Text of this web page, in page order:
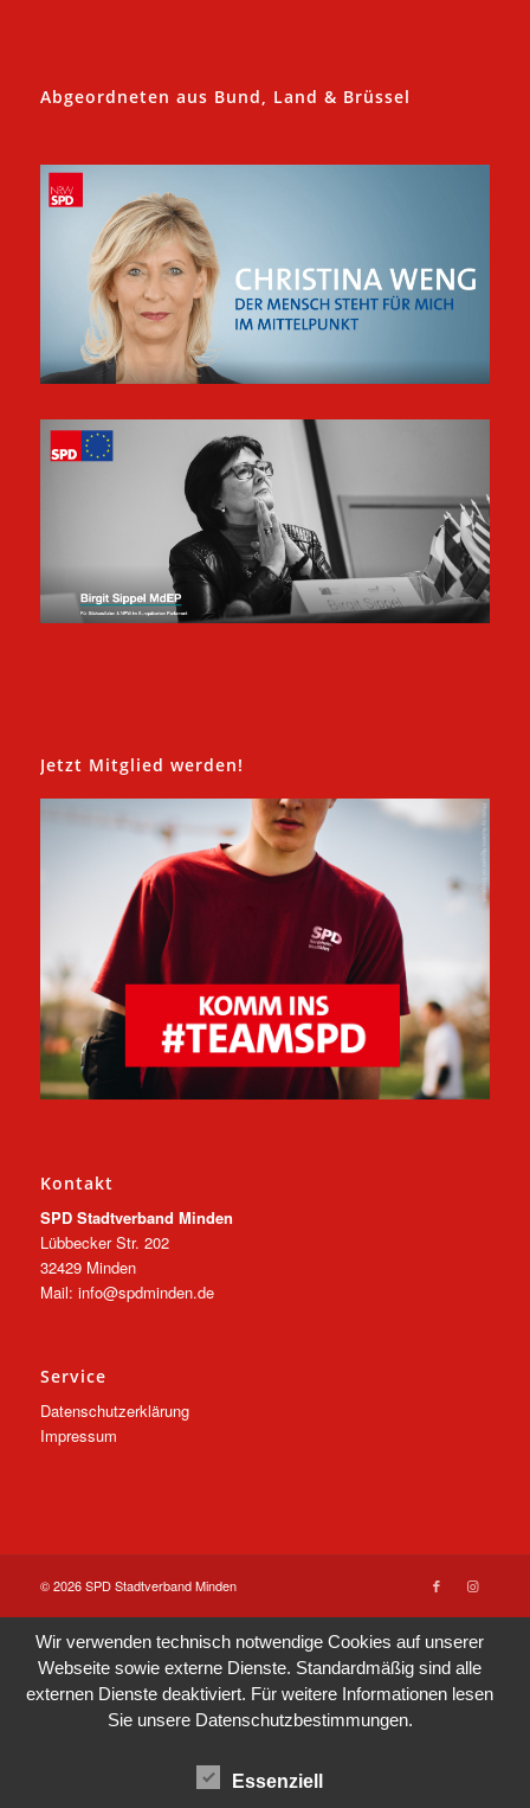
Abgeordneten aus Bund, Land & Brüssel
Jetzt Mitglied werden!
Kontakt
SPD Stadtverband Minden
Lübbecker Str. 202
32429 Minden
Mail: info@spdminden.de
Service
Datenschutzerklärung
Impressum
© 2026 SPD Stadtverband Minden
Wir verwenden technisch notwendige Cookies auf unserer
Webseite sowie externe Dienste. Standardmäßig sind alle
externen Dienste deaktiviert. Für weitere Informationen lesen
Sie unsere Datenschutzbestimmungen.
Essenziell